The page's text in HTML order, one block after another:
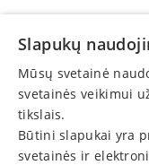
INFORMATION
Buying and selling
Privacy policy
Online consumer
Protection of
Slapukų
Mūsų svetainė
svetainės veikimui
tikslais.
Būtini slapukai yra
svetainės ir